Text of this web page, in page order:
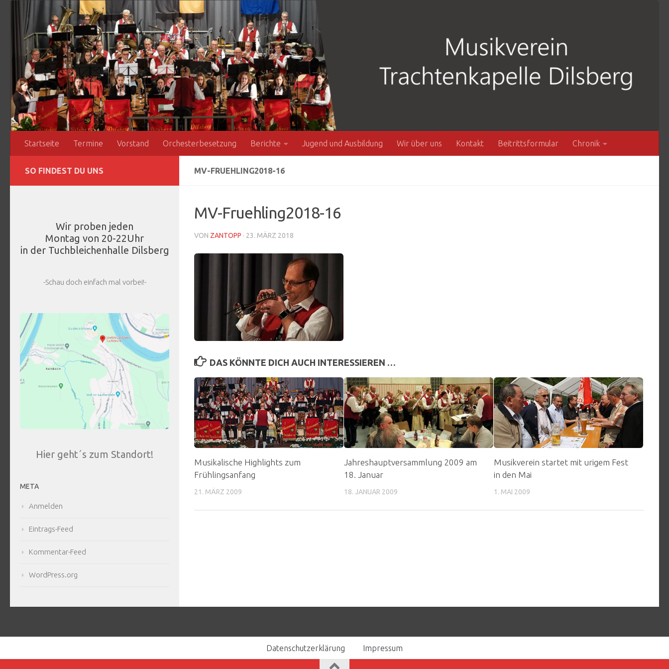
Zum Inhalt springen
Startseite Termine Vorstand Orchesterbesetzung Berichte Jugend und Ausbildung Wir über uns Kontakt Beitrittsformular Chronik
MV-FRUEHLING2018-16
MV-Fruehling2018-16
VON ZANTOPP · 23. MÄRZ 2018
DAS KÖNNTE DICH AUCH INTERESSIEREN …
Musikalische Highlights zum
Frühlingsanfang
21. MÄRZ 2009
Jahreshauptversammlung 2009 am
18. Januar
18. JANUAR 2009
Musikverein startet mit urigem Fest
in den Mai
1. MAI 2009
SO FINDEST DU UNS
Wir proben jeden
Montag von 20-22Uhr
in der Tuchbleichenhalle Dilsberg
-Schau doch einfach mal vorbei!-
Hier geht´s zum Standort!
META
Anmelden
Eintrags-Feed
Kommentar-Feed
WordPress.org
Datenschutzerklärung Impressum